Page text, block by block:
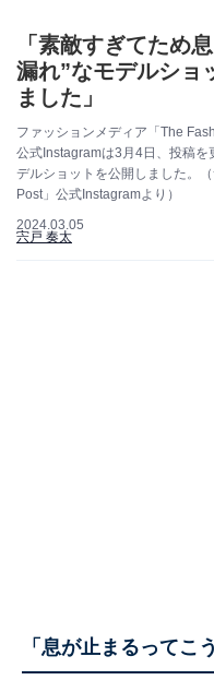
「素敵すぎてため
漏れ”なモデルショ
ました」
ファッションメディア「The
公式Instagramは3月4日、投稿
デルショットを公開しました。
Post」公式Instagramより）
2024.03.05
宍戸 奏太
「息が止まるってこ